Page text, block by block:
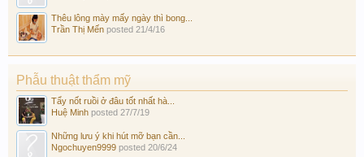
Thêu lông mày mấy ngày thì bong...
Trần Thị Mến posted 21/4/16
Phẫu thuật thẩm mỹ
Tẩy nốt ruồi ở đâu tốt nhất hà...
Huệ Minh posted 27/7/19
Những lưu ý khi hút mỡ bạn cần...
Ngochuyen9999 posted 20/6/24